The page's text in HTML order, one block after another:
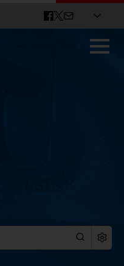
de S.E.
durante su